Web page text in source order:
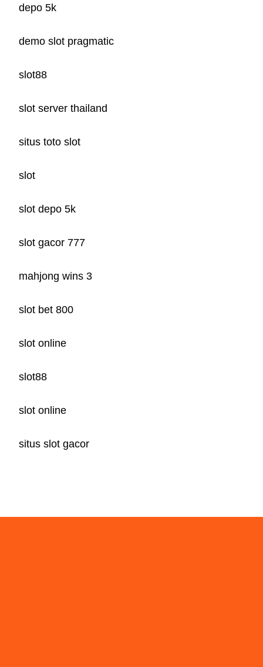
depo 5k
demo slot pragmatic
slot88
slot server thailand
situs toto slot
slot
slot depo 5k
slot gacor 777
mahjong wins 3
slot bet 800
slot online
slot88
slot online
situs slot gacor